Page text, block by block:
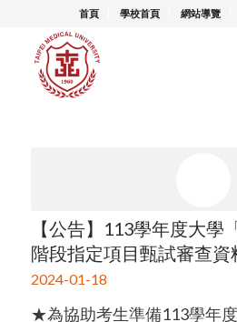
首頁 學校首頁 網站導覽
【公告】113學年度大學
階段指定項目甄試審查資
2024-01-18
★為協助考生準備113學年